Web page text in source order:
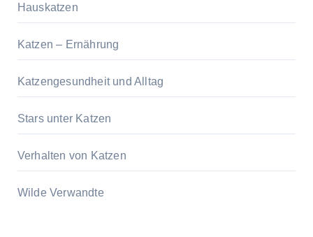
Hauskatzen
Katzen – Ernährung
Katzengesundheit und Alltag
Stars unter Katzen
Verhalten von Katzen
Wilde Verwandte